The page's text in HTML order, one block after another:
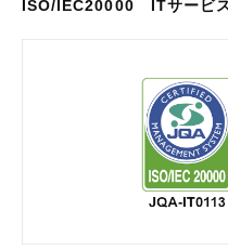
ISO/IEC20000 ITサービ